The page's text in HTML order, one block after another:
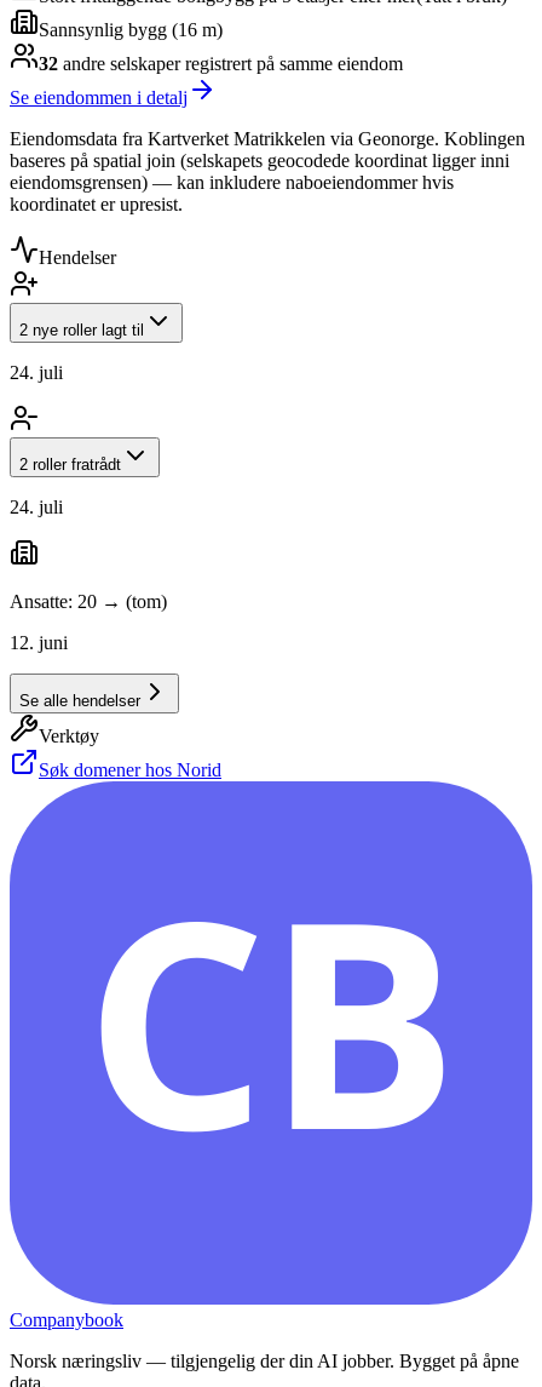
Sannsynlig bygg (16 m)
32 andre selskaperregistrert på samme eiendom
Se eiendommen i detalj
Eiendomsdata fra Kartverket Matrikkelen via Geonorge. Koblingen
baseres på spatial join (selskapets geocodede koordinat ligger inni
eiendomsgrensen) — kan inkludere naboeiendommer hvis
koordinatet er upresist.
Hendelser
2 nye roller lagt til
24. juli
2 roller fratrådt
24. juli
Ansatte: 20 → (tom)
12. juni
Se alle hendelser
Verktøy
Søk domener hos Norid
CB
Companybook
Norsk næringsliv — tilgjengelig der din AI jobber. Bygget på åpne
data.